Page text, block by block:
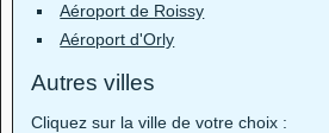
Aéroport de Roissy
Aéroport d'Orly
Autres villes
Cliquez sur la ville de votre choix :